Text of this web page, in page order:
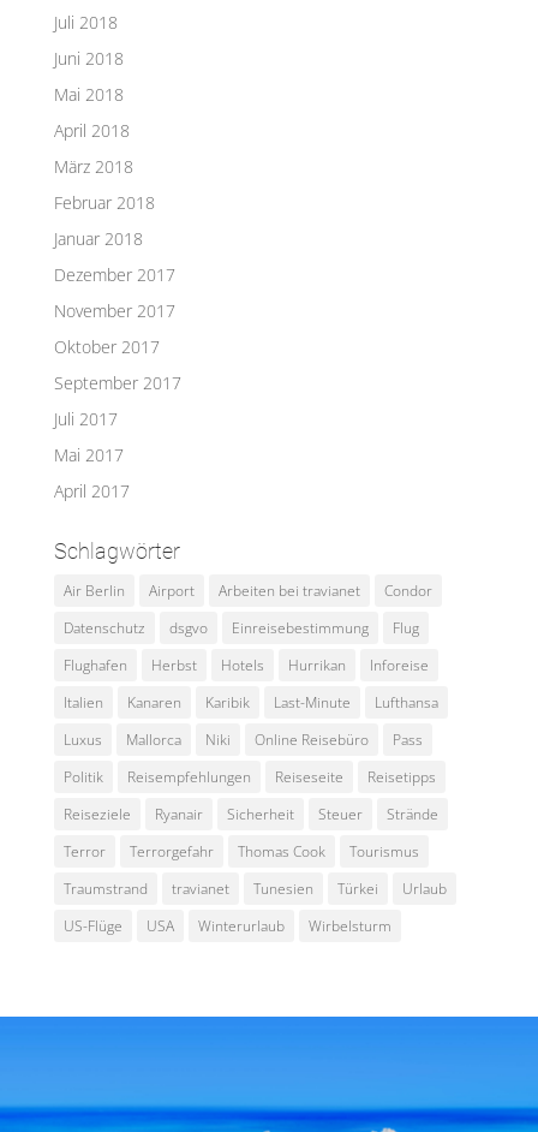
Juli 2018
Juni 2018
Mai 2018
April 2018
März 2018
Februar 2018
Januar 2018
Dezember 2017
November 2017
Oktober 2017
September 2017
Juli 2017
Mai 2017
April 2017
Schlagwörter
Air Berlin Airport Arbeiten bei travianet
Condor
Datenschutz
dsgvo Einreisebestimmung
Flug
Flughafen
Herbst Hotels Hurrikan
Inforeise
Italien
Kanaren Karibik Last-Minute
Lufthansa
Luxus
Mallorca Niki Online Reisebüro
Pass
Politik
Reisempfehlungen Reiseseite
Reisetipps
Reiseziele
Ryanair Sicherheit Steuer
Strände
Terror
Terrorgefahr Thomas Cook
Tourismus
Traumstrand
travianet Tunesien Türkei
Urlaub
US-Flüge
USA Winterurlaub Wirbelsturm